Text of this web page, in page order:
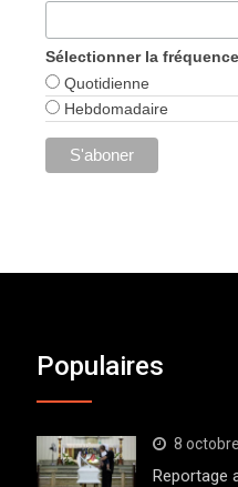
Sélectionner la fréquence
Quotidienne
Hebdomadaire
Populaires
8
Reportage